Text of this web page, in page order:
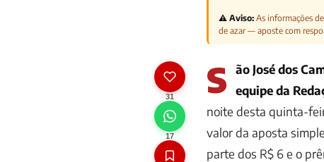
31
17
⚠️ Aviso: As informações
de azar — aposte com
S ão José dos
equipe da
noite desta quinta-
valor da aposta
parte dos R$ 6 e o